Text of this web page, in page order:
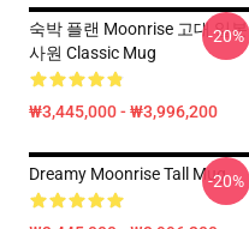
숙박 플랜 Moonrise 고대 일본
사원 Classic Mug
₩3,445,000 - ₩3,996,200
-20%
Dreamy Moonrise Tall Mug-20%